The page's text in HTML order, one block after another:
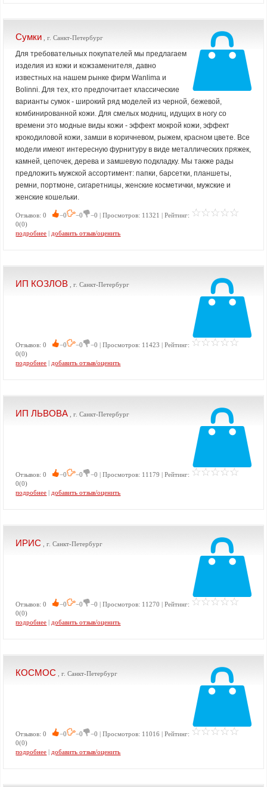
Сумки , г. Санкт-Петербург
Для требовательных покупателей мы предлагаем
изделия из кожи и кожзаменителя, давно
известных на нашем рынке фирм Wanlima и
Bolinni. Для тех, кто предпочитает классические
варианты сумок - широкий ряд моделей из черной, бежевой,
комбинированной кожи. Для смелых модниц, идущих в ногу со
времени это модные виды кожи - эффект мокрой кожи, эффект
крокодиловой кожи, замши в коричневом, рыжем, красном цвете. Все
модели имеют интересную фурнитуру в виде металлических пряжек,
камней, цепочек, дерева и замшевую подкладку. Мы также рады
предложить мужской ассортимент: папки, барсетки, планшеты,
ремни, портмоне, сигаретницы, женские косметички, мужские и
женские кошельки.
Отзывов: 0 −0 −0
−0 | Просмотров: 11321 | Рейтинг:
0(0)
подробнее | добавить отзыв/оценить
ИП КОЗЛОВ , г. Санкт-Петербург
Отзывов: 0 −0 −0
−0 | Просмотров: 11423 | Рейтинг:
0(0)
подробнее | добавить отзыв/оценить
ИП ЛЬВОВА , г. Санкт-Петербург
Отзывов: 0 −0 −0
−0 | Просмотров: 11179 | Рейтинг:
0(0)
подробнее | добавить отзыв/оценить
ИРИС , г. Санкт-Петербург
Отзывов: 0 −0 −0
−0 | Просмотров: 11270 | Рейтинг:
0(0)
подробнее | добавить отзыв/оценить
КОСМОС , г. Санкт-Петербург
Отзывов: 0 −0 −0
−0 | Просмотров: 11016 | Рейтинг:
0(0)
подробнее | добавить отзыв/оценить